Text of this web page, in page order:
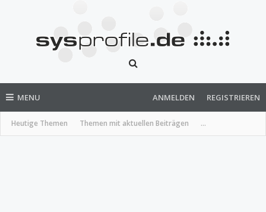
MENU
Heutige Themen Themen mit aktuellen Beiträgen ...
ANMELDEN REGISTRIEREN